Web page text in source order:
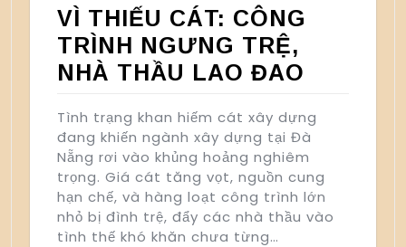
VÌ THIẾU CÁT: CÔNG
TRÌNH NGƯNG TRỆ,
NHÀ THẦU LAO ĐAO
Tình trạng khan hiếm cát xây dựng
đang khiến ngành xây dựng tại Đà
Nẵng rơi vào khủng hoảng nghiêm
trọng. Giá cát tăng vọt, nguồn cung
hạn chế, và hàng loạt công trình lớn
nhỏ bị đình trệ, đẩy các nhà thầu vào
tình thế khó khăn chưa từng…